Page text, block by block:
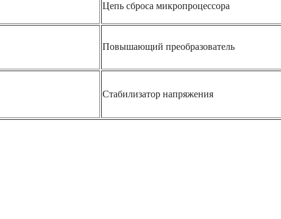
Цепь сброса микропроцессора
Повышающий преобразователь
Стабилизатор напряжения